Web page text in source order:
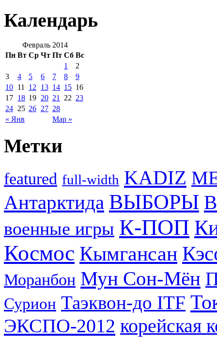
Календарь
Февраль 2014
Пн Вт Ср Чт Пт Сб Вс
« Янв Мар »
1
2
3
4 5 6 7 8
9
10 11 12 13 14 15 16
17 18 19 20 21 22 23
24 25 26 27 28
Метки
featured full-width KADIZ
Антарктида ВЫБОРЫ
военные игры К-ПОП
Космос Кымгансан
Моранбон Мун Сон-Мён
Сурион Таэквон-до ITF
ЭКСПО-2012 корейская